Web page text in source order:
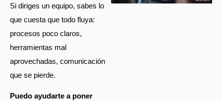
Si diriges un equipo, sabes lo
que cuesta que todo fluya:
procesos poco claros,
herramientas mal
aprovechadas, comunicación
que se pierde.
Puedo ayudarte a poner